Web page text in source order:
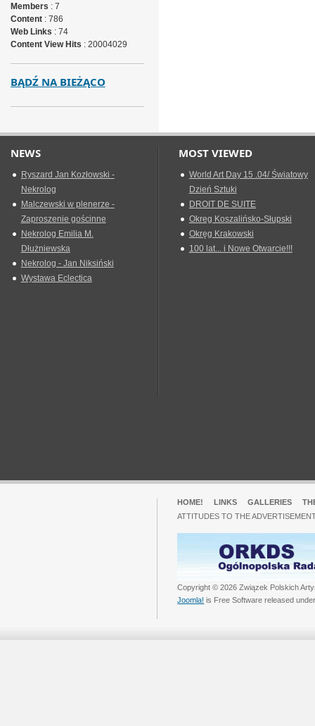
Members : 7
Content: 786
Web Links : 74
Content View Hits : 20004029
BĄDŹ NA BIEŻĄCO
NEWS
Ryszard Jan Kozłowski -
Nekrolog
Malczewski w plenerze -
Zaproszenie gościnne
Nekrolog Emilia M.
Dłużniewska
Nekrolog - Jan Niksiński
Wystawa Eclectica
MOST VIEWED
World Art Day 15 .04/ Światowy
Dzień Sztuki
DROIT DE SUITE
Okreg Koszalińsko-Słupski
Okręg Krakowski
100 lat... i Nowe Otwarcie!!!
HOME! LINKS GALLERIES
ATTITUDES TO THE
Copyright © 2026 Związek Polskich
Joomla! is Free Software released